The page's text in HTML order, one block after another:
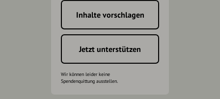
Inhalte vorschlagen
Jetzt unterstützen
Wir können leider keine
Spendenquittung ausstellen.